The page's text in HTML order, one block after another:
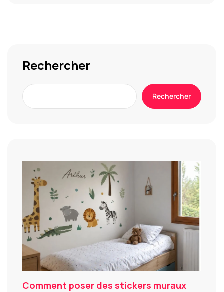
Rechercher
Rechercher
Comment poser des stickers muraux